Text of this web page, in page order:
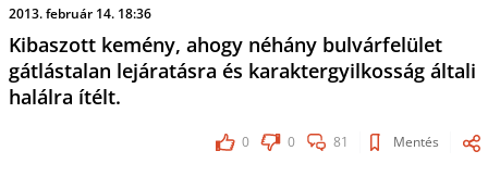
2013. február 14. 18:36
Kibaszott kemény, ahogy néhány bulvárfelület
gátlástalan lejáratásra és karaktergyilkosság általi
halálra ítélt.
0 0 81 Mentés